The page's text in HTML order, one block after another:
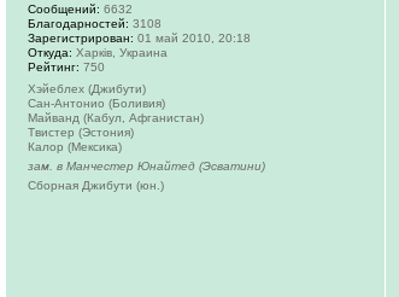
Сообщений: 6632
Благодарностей: 3108
Зарегистрирован: 01 май 2010, 20:18
Откуда: Харків, Украина
Рейтинг: 750
Хэйеблех (Джибути)
Сан-Антонио (Боливия)
Майванд (Кабул, Афганистан)
Твистер (Эстония)
Калор (Мексика)
зам. в Манчестер Юнайтед (Эсватини)
Сборная Джибути (юн.)